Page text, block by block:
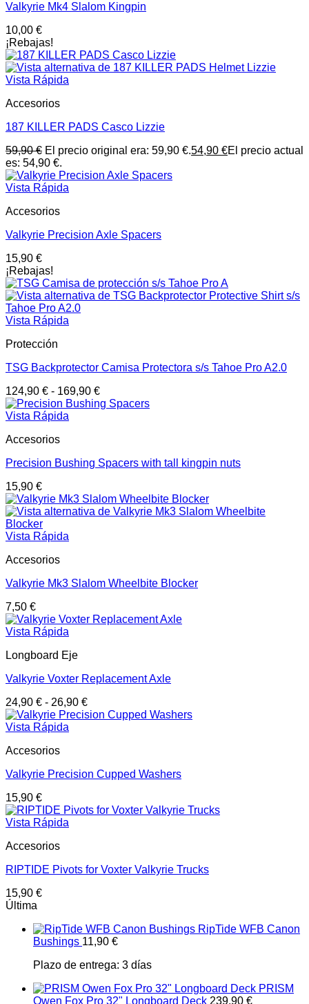
Valkyrie Mk4 Slalom Kingpin
10,00 €
¡Rebajas!
Vista Rápida
Accesorios
187 KILLER PADS Casco Lizzie
59,90€ El precio original era: 59,90 €.54,90 €El precio actual
es: 54,90 €.
Vista Rápida
Accesorios
Valkyrie Precision Axle Spacers
15,90 €
¡Rebajas!
Vista Rápida
Protección
TSG Backprotector Camisa Protectora s/s Tahoe Pro A2.0
124,90 € - 169,90 €
Vista Rápida
Accesorios
Precision Bushing Spacers with tall kingpin nuts
15,90 €
Vista Rápida
Accesorios
Valkyrie Mk3 Slalom Wheelbite Blocker
7,50 €
Vista Rápida
Longboard Eje
Valkyrie Voxter Replacement Axle
24,90 € - 26,90 €
Vista Rápida
Accesorios
Valkyrie Precision Cupped Washers
15,90 €
Vista Rápida
Accesorios
RIPTIDE Pivots for Voxter Valkyrie Trucks
15,90 €
Última
RipTide WFB Canon
Bushings 11,90 €
Plazo de entrega: 3 días
PRISM
Owen Fox Pro 32" Longboard Deck 239,90 €